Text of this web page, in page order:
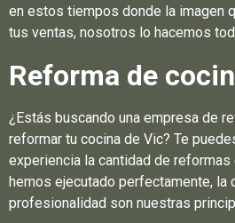
en estos tiempos donde la imagen
tus ventas, nosotros lo hacemos
Reforma de
¿Estás buscando una empresa de
reformar tu cocina de Vic? Te
experiencia la cantidad de
hemos ejecutado perfectamente, la
profesionalidad son nuestras